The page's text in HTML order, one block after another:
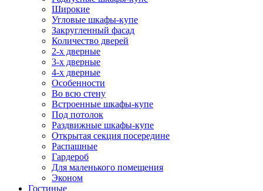
Широкие
Угловые шкафы-купе
Закругленный фасад
Количество дверей
2-х дверные
3-х дверные
4-х дверные
Особенности
Во всю стену
Встроенные шкафы-купе
Под потолок
Раздвижные шкафы-купе
Открытая секция посередине
Распашные
Гардероб
Для маленького помещения
Эконом
Гостиные